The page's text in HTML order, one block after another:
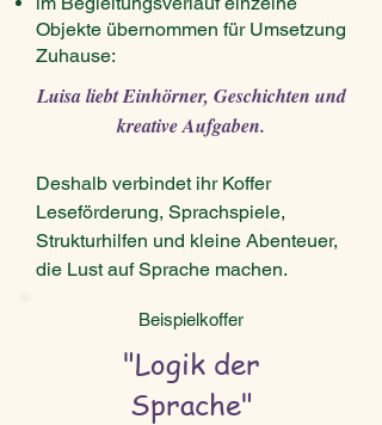
Objekte übernommen für Umsetzung
Zuhause:
Luisa liebt Einhörner, Geschichten und
kreative Aufgaben.
Deshalb verbindet ihr Koffer
Leseförderung, Sprachspiele,
Strukturhilfen und kleine Abenteuer,
die Lust auf Sprache machen.
Beispielkoffer
"Logik der
Sprache"